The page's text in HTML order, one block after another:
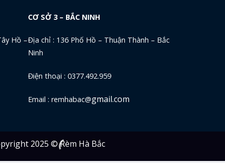
Hồ –
CƠ SỞ 3 – BẮC NINH
Địa chỉ : 136 Phố Hồ – Thuận Thành – Bắc
Ninh
Điện thoại : 0377.492.959
Email : remhabac@gmail.com
2025 © Rèm Hà Bắc